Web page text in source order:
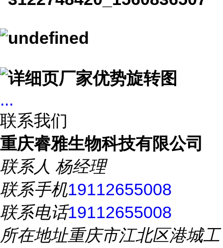
...
联系我们
重庆睿雅生物科技有限公司
联系人 杨经理
联系手机19112655008
联系电话19112655008
所在地址重庆市江北区港城工